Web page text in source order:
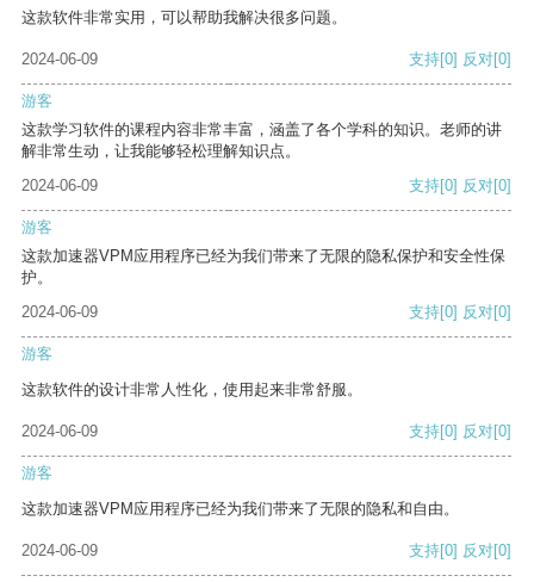
这款软件非常实用，可以帮助我解决很多问题。
2024-06-09 支持[0] 反对[0]
游客
这款学习软件的课程内容非常丰富，涵盖了各个学科的知识。老师的讲
解非常生动，让我能够轻松理解知识点。
2024-06-09
支持[0] 反对[0]
游客
这款加速器VPM应用程序已经为我们带来了无限的隐私保护和安全性保
护。
2024-06-09
支持[0] 反对[0]
游客
这款软件的设计非常人性化，使用起来非常舒服。
2024-06-09 支持[0] 反对[0]
游客
这款加速器VPM应用程序已经为我们带来了无限的隐私和自由。
2024-06-09 支持[0] 反对[0]